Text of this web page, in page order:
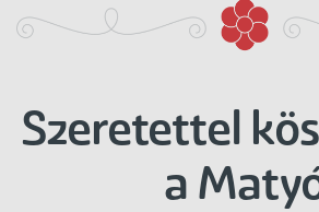
Szeretettel
a